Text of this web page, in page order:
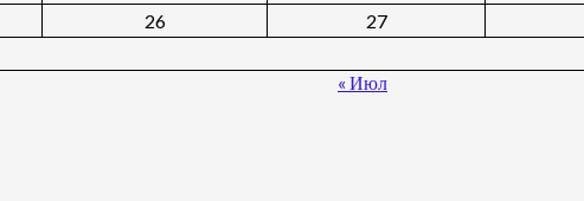
26 27
« Июл